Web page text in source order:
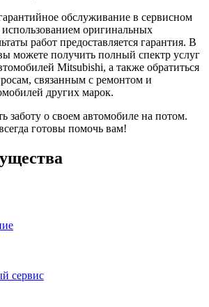
обслуживание в сервисном
использованием оригинальных
работ предоставляется гарантия. В
можете получить полный спектр услуг
Mitsubishi, а также обратиться
связанным с ремонтом и
других марок.
заботу о своем автомобиле на потом.
готовы помочь вам!
сервис